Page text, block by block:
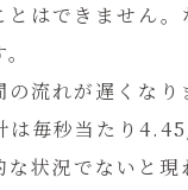
はできません
流れが遅くな
毎秒当たり
状況でないと